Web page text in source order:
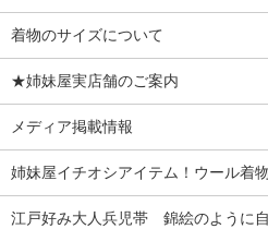
着物のサイズについて
★姉妹屋実店舗のご案内
メディア掲載情報
姉妹屋イチオシアイテム！ウール着
江戸好み大人兵児帯 錦絵のように自